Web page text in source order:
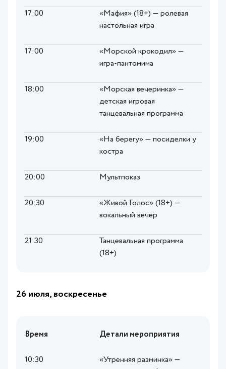
17:00
«Мафия» (18+) — ролевая
настольная игра
17:00
«Морской крокодил» —
игра-пантомима
18:00
«Морская вечеринка» —
детская игровая
танцевальная программа
19:00
«На берегу» — посиделки у
костра
20:00 Мультпоказ
20:30
«Живой Голос» (18+) —
вокальный вечер
21:30
Танцевальная программа
(18+)
26 июля, воскресенье
Время Детали мероприятия
10:30
«Утренняя разминка» —